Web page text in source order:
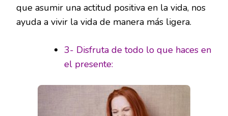
que asumir una actitud positiva en la vida, nos
ayuda a vivir la vida de manera más ligera.
3- Disfruta de todo lo que haces en
el presente: